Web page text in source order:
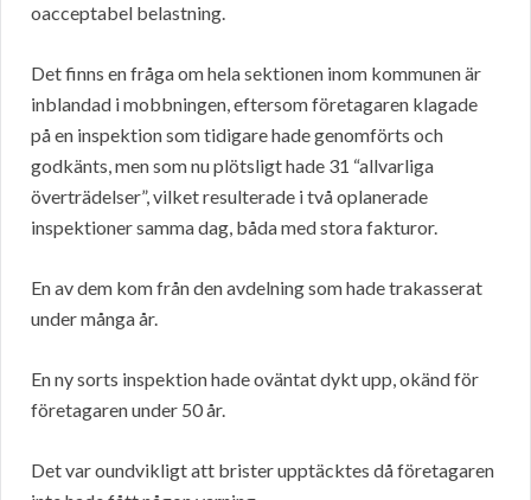
oacceptabel belastning.
Det finns en fråga om hela sektionen inom kommunen är
inblandad i mobbningen, eftersom företagaren klagade
på en inspektion som tidigare hade genomförts och
godkänts, men som nu plötsligt hade 31 “allvarliga
överträdelser”, vilket resulterade i två oplanerade
inspektioner samma dag, båda med stora fakturor.
En av dem kom från den avdelning som hade trakasserat
under många år.
En ny sorts inspektion hade oväntat dykt upp, okänd för
företagaren under 50 år.
Det var oundvikligt att brister upptäcktes då företagaren